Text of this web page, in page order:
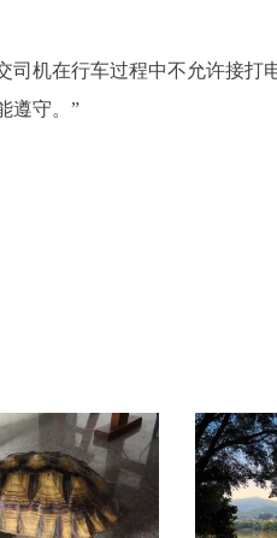
司机在行车过程中不允许接打
遵守。”